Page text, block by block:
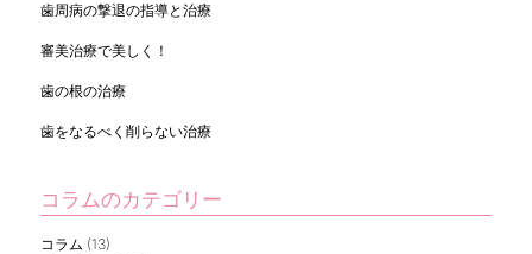
歯周病の撃退の指導と治療
審美治療で美しく！
歯の根の治療
歯をなるべく削らない治療
コラムのカテゴリー
コラム (13)